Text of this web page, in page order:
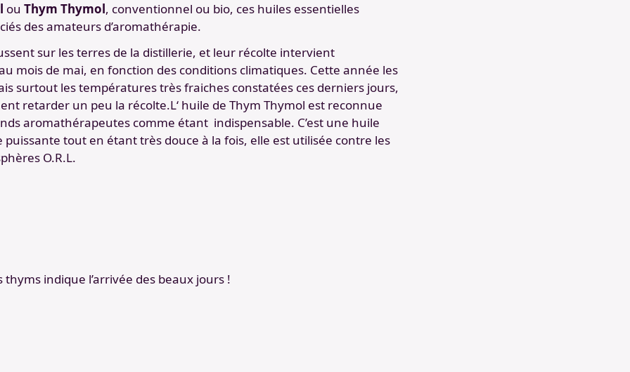
ou Thym Thymol, conventionnel ou bio, ces huiles essentielles
des amateurs d’aromathérapie.
sur les terres de la distillerie, et leur récolte intervient
mois de mai, en fonction des conditions climatiques. Cette année les
surtout les températures très fraiches constatées ces derniers jours,
retarder un peu la récolte.L‘ huile de Thym Thymol est reconnue
aromathérapeutes comme étant indispensable. C’est une huile
puissante tout en étant très douce à la fois, elle est utilisée contre les
O.R.L.
thyms indique l’arrivée des beaux jours !